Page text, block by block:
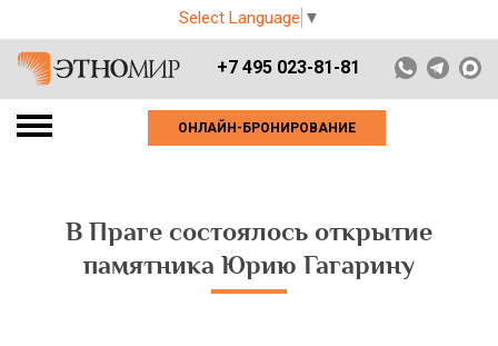
Select Language ▼
+7 495 023-81-81
ОНЛАЙН-БРОНИРОВАНИЕ
В Праге состоялось открытие
памятника Юрию Гагарину